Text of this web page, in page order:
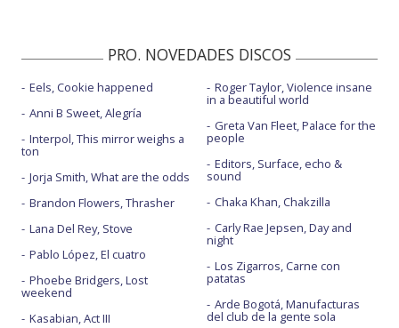
PRO. NOVEDADES DISCOS
Eels, Cookie happened
Anni B Sweet, Alegría
Interpol, This mirror weighs a
ton
Jorja Smith, What are the odds
Brandon Flowers, Thrasher
Lana Del Rey, Stove
Pablo López, El cuatro
Phoebe Bridgers, Lost
weekend
Kasabian, Act III
Roger Taylor, Violence insane
in a beautiful world
Greta Van Fleet, Palace for the
people
Editors, Surface, echo &
sound
Chaka Khan, Chakzilla
Carly Rae Jepsen, Day and
night
Los Zigarros, Carne con
patatas
Arde Bogotá, Manufacturas
del club de la gente sola